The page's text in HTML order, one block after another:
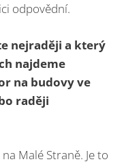
odpovědní.
nejraději a který
najdeme
na budovy ve
raději
Malé Straně. Je to